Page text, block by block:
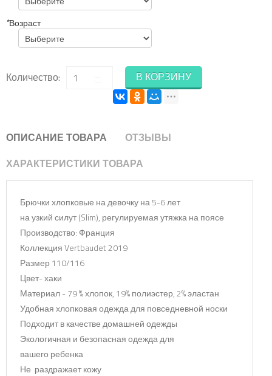
*Возраст
Количество: В КОРЗИНУ
ОПИСАНИЕ ТОВАРА
ОТЗЫВЫ
ХАРАКТЕРИСТИКИ ТОВАРА
Брючки хлопковые на девочку на 5-6 лет
на узкий силут (Slim), регулируемая утяжка на поясе
Производство: Франция
Коллекция Vertbaudet 2019
Размер 110/116
Цвет- хаки
Материал - 79 % хлопок, 19% полиэстер, 2% эластан
Удобная хлопковая одежда для повседневной носки
Подходит в качестве домашней одежды
Экологичная и безопасная одежда для
вашего ребенка
Не раздражает кожу